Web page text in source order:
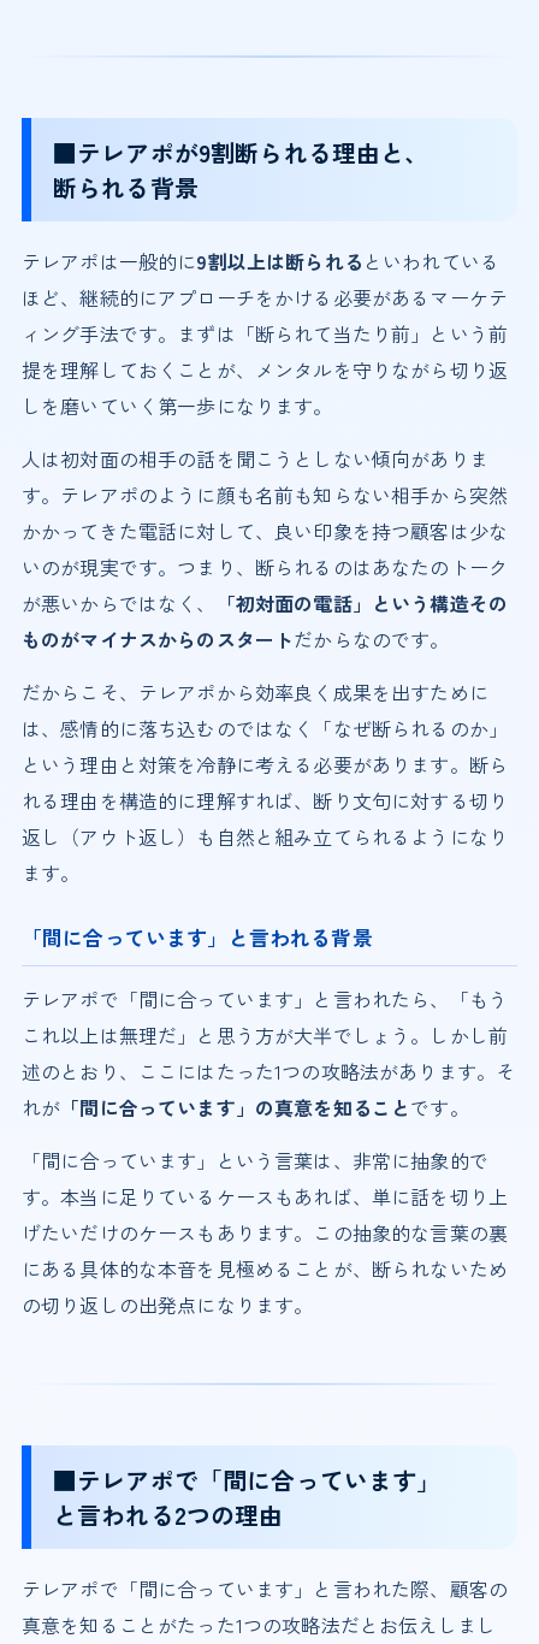
■テレアポが9割断られる理由と、
断られる背景
テレアポは一般的に9割以上は断られる といわれている
ほど、継続的にアプローチをかける必要があるマーケテ
ィング手法です。まずは「断られて当たり前」という前
提を理解しておくことが、メンタルを守りながら切り返
しを磨いていく第一歩になります。
人は初対面の相手の話を聞こうとしない傾向がありま
す。テレアポのように顔も名前も知らない相手から突然
かかってきた電話に対して、良い印象を持つ顧客は少な
いのが現実です。つまり、断られるのはあなたのトーク
が悪いからではなく、
「初対面の電話」という構造その
ものがマイナスからのスタートだからなのです。
だからこそ、テレアポから効率良く成果を出すために
は、感情的に落ち込むのではなく「なぜ断られるのか」
という理由と対策を冷静に考える必要があります。断ら
れる理由を構造的に理解すれば、断り文句に対する切り
返し（アウト返し）も自然と組み立てられるようになり
ます。
「間に合っています」と言われる背景
テレアポで「間に合っています」と言われたら、「もう
これ以上は無理だ」と思う方が大半でしょう。しかし前
述のとおり、ここにはたった1つの攻略法があります。そ
れが 「間に合っています」の真意を知ることです。
「間に合っています」という言葉は、非常に抽象的で
す。本当に足りているケースもあれば、単に話を切り上
げたいだけのケースもあります。この抽象的な言葉の裏
にある具体的な本音を見極めることが、断られないため
の切り返しの出発点になります。
■テレアポで「間に合っています」
と言われる2つの理由
テレアポで「間に合っています」と言われた際、顧客の
真意を知ることがたった1つの攻略法だとお伝えしまし